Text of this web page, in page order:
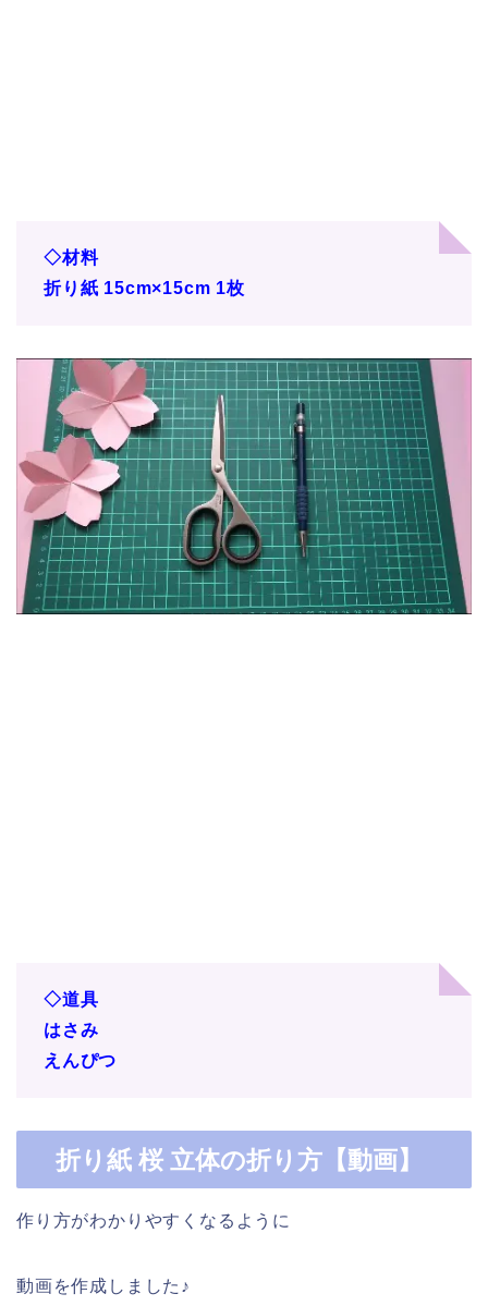
◇材料
折り紙 15cm×15cm 1枚
◇道具
はさみ
えんぴつ
折り紙 桜 立体の折り方【動画】
作り方がわかりやすくなるように
動画を作成しました♪